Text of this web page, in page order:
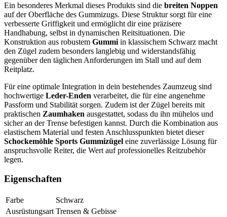
Ein besonderes Merkmal dieses Produkts sind die breiten Noppen
auf der Oberfläche des Gummizugs. Diese Struktur sorgt für eine
verbesserte Griffigkeit und ermöglicht dir eine präzisere
Handhabung, selbst in dynamischen Reitsituationen. Die
Konstruktion aus robustem Gummi in klassischem Schwarz macht
den Zügel zudem besonders langlebig und widerstandsfähig
gegenüber den täglichen Anforderungen im Stall und auf dem
Reitplatz.
Für eine optimale Integration in dein bestehendes Zaumzeug sind
hochwertige Leder-Enden verarbeitet, die für eine angenehme
Passform und Stabilität sorgen. Zudem ist der Zügel bereits mit
praktischen Zaumhaken ausgestattet, sodass du ihn mühelos und
sicher an der Trense befestigen kannst. Durch die Kombination aus
elastischem Material und festen Anschlusspunkten bietet dieser
Schockemöhle Sports Gummizügel eine zuverlässige Lösung für
anspruchsvolle Reiter, die Wert auf professionelles Reitzubehör
legen.
Eigenschaften
Farbe
Schwarz
Ausrüstungsart Trensen & Gebisse